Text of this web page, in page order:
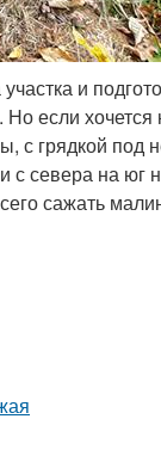
и
если хочется
с грядкой под
с севера на юг
сажать